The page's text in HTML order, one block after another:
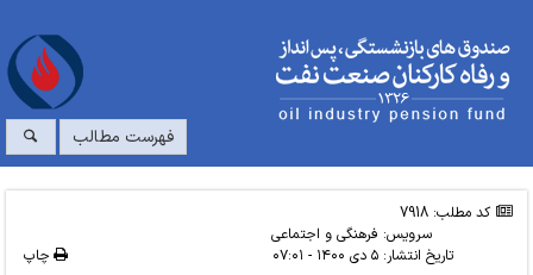
فهرست مطالب
کد مطلب: 7918
سرویس: فرهنگی و اجتماعی
تاریخ انتشار: ۵ دی ۱۴۰۰ - ۰۷:۰۱ چاپ